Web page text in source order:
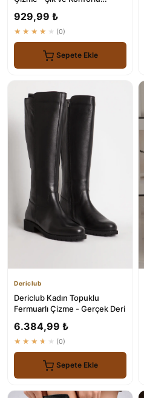
929,99 ₺
★★★★★ (0)
Sepete Ekle
Dericlub
Dericlub Kadın Topuklu
Fermuarlı Çizme - Gerçek Deri
6.384,99 ₺
★★★★★ (0)
Sepete Ekle